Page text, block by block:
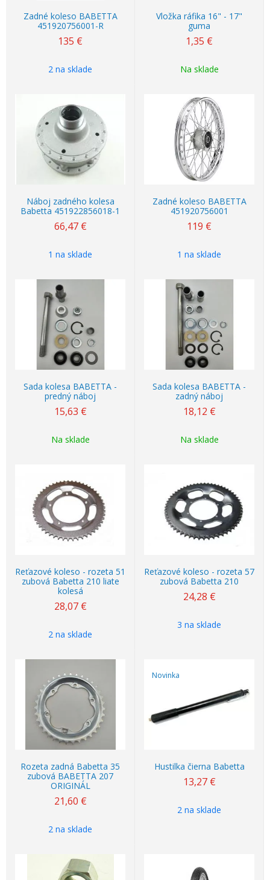
Zadné koleso BABETTA
451920756001-R
135 €
2 na sklade
Vložka ráfika 16" - 17"
guma
1,35 €
Na sklade
Náboj zadného kolesa
Babetta 451922856018-1
66,47 €
1 na sklade
Zadné koleso BABETTA
451920756001
119 €
1 na sklade
Sada kolesa BABETTA -
predný náboj
15,63 €
Na sklade
Sada kolesa BABETTA -
zadný náboj
18,12 €
Na sklade
Reťazové koleso - rozeta 51
zubová Babetta 210 liate
kolesá
28,07 €
2 na sklade
Reťazové koleso - rozeta 57
zubová Babetta 210
24,28 €
3 na sklade
Rozeta zadná Babetta 35
zubová BABETTA 207
ORIGINÁL
21,60 €
2 na sklade
Novinka
Hustilka čierna Babetta
13,27 €
2 na sklade